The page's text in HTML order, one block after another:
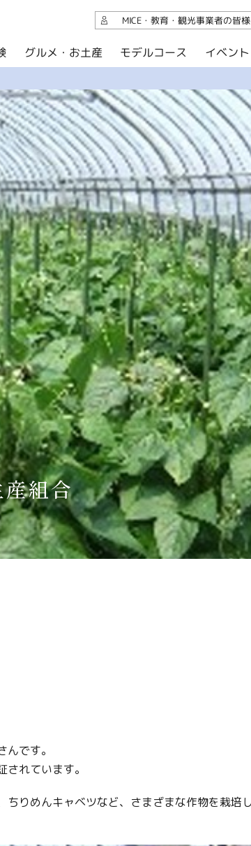
・お土産
ト
ス
いて
イブラリー
レットダウンロード
織について
文
業者の皆様へ
組合
です。
れています。
りめんキャベツなど、さまざまな作物を栽培
グルメ・お土産 モデルコース イベント
MICE・教育・観光事業者の皆